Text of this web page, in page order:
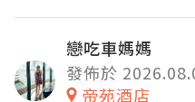
戀吃車媽媽
發佈於
帝苑酒店